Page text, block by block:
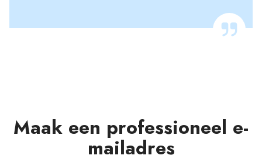
Maak een professioneel e-
mailadres